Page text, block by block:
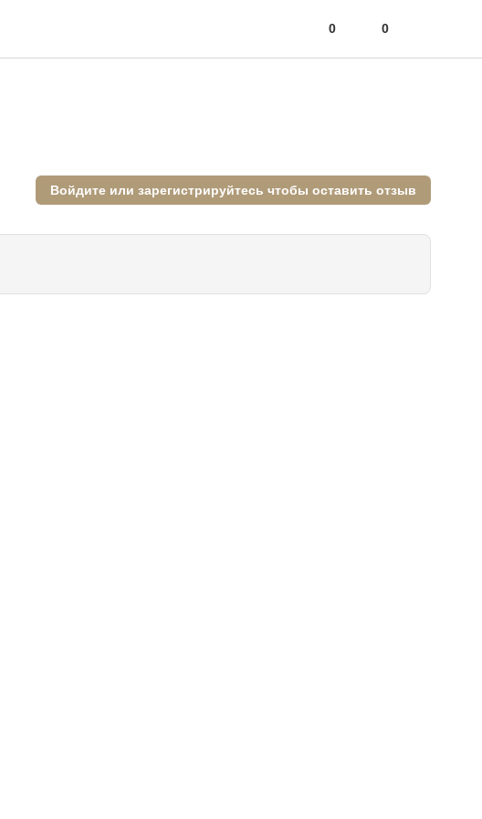
0 0
Войдите или зарегистрируйтесь чтобы оставить отзыв